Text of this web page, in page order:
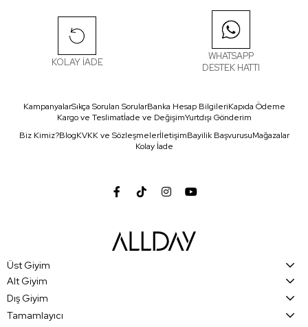
KOLAY İADE
WHATSAPP
DESTEK HATTI
KampanyalarSıkça Sorulan SorularBanka Hesap BilgileriKapıda Ödeme
Kargo ve Teslimatİade ve DeğişimYurtdışı Gönderim
Biz Kimiz?BlogKVKK ve SözleşmelerİletişimBayilik BaşvurusuMağazalar
Kolay İade
Üst Giyim
Alt Giyim
Dış Giyim
Tamamlayıcı